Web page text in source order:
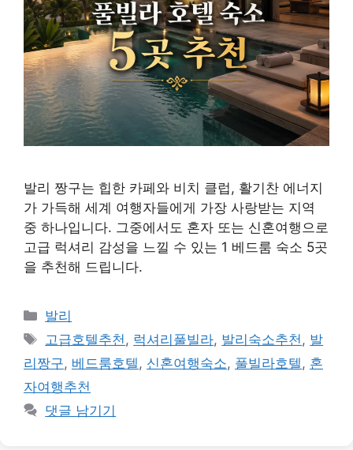
발리 짱구는 힙한 카페와 비치 클럽, 활기찬 에너지
가 가득해 세계 여행자들에게 가장 사랑받는 지역
중 하나입니다. 그중에서도 혼자 또는 신혼여행으로
고급 럭셔리 감성을 느낄 수 있는 1 베드룸 숙소 5곳
을 추천해 드립니다.
카
테
리
발리
태
그
고급호텔추천 , 럭셔리풀빌라, 발리숙소추천 , 발
리짱구, 베드룸호텔 , 신혼여행숙소, 풀빌라호텔 , 혼
자여행추천
댓글 남기기